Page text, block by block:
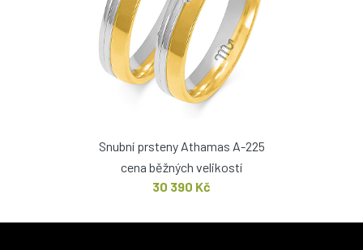
Snubní prsteny Athamas A-225
cena běžných velikostí
30 390 Kč